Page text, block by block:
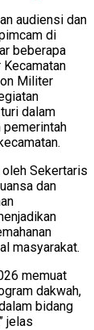
audiensi dan
di
beberapa
Militer
dalam
pemerintah
Sekertaris
dan
masyarakat.
memuat
dakwah,
bidang
jelas